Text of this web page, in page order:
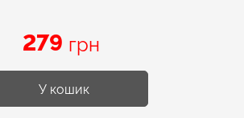
279 грн
У кошик